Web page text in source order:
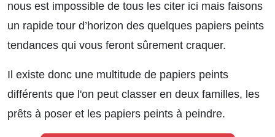
nous est impossible de tous les citer ici mais faisons
un rapide tour d’horizon des quelques papiers peints
tendances qui vous feront sûrement craquer.
Il existe donc une multitude de papiers peints
différents que l'on peut classer en deux familles, les
prêts à poser et les papiers peints à peindre.